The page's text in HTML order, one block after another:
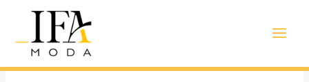
conteúdo
Menu